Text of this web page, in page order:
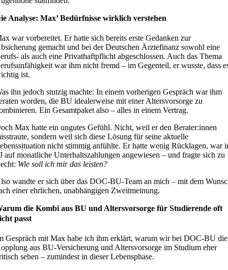
Analyse: Max’ Bedürfnisse wirklich verstehen
war vorbereitet. Er hatte sich bereits erste Gedanken zur
gemacht und bei der Deutschen Ärztefinanz sowohl eine
als auch eine Privathaftpflicht abgeschlossen. Auch das Thema
war ihm nicht fremd – im Gegenteil, er wusste, dass
ist.
ihn jedoch stutzig machte: In einem vorherigen Gespräch war ihm
worden, die BU idealerweise mit einer Altersvorsorge zu
Ein Gesamtpaket also – alles in einem Vertrag.
Max hatte ein ungutes Gefühl. Nicht, weil er den Berater:innen
sondern weil sich diese Lösung für seine aktuelle
nicht stimmig anfühlte. Er hatte wenig Rücklagen, war
auf monatliche Unterhaltszahlungen angewiesen – und fragte sich zu
Wie soll ich mir das leisten?
wandte er sich über das DOC-BU-Team an mich – mit dem
einer ehrlichen, unabhängigen Zweitmeinung.
die Kombi aus BU und Altersvorsorge für Studierende oft
passt
Gespräch mit Max habe ich ihm erklärt, warum wir bei DOC-BU die
aus BU-Versicherung und Altersvorsorge im Studium eher
sehen – zumindest in dieser Lebensphase.